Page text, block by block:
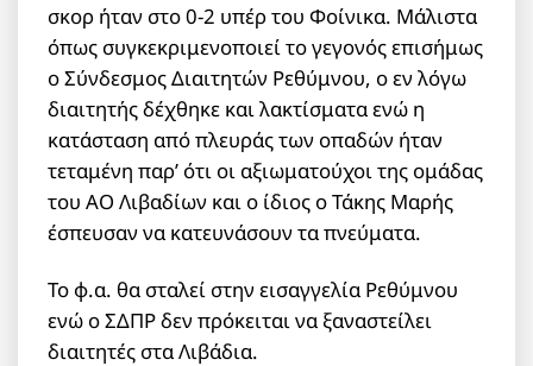
σκορ ήταν στο 0-2 υπέρ του Φοίνικα. Μάλιστα
όπως συγκεκριμενοποιεί το γεγονός επισήμως
ο Σύνδεσμος Διαιτητών Ρεθύμνου, ο εν λόγω
διαιτητής δέχθηκε και λακτίσματα ενώ η
κατάσταση από πλευράς των οπαδών ήταν
τεταμένη παρ’ ότι οι αξιωματούχοι της ομάδας
του ΑΟ Λιβαδίων και ο ίδιος ο Τάκης Μαρής
έσπευσαν να κατευνάσουν τα πνεύματα.
Το φ.α. θα σταλεί στην εισαγγελία Ρεθύμνου
ενώ ο ΣΔΠΡ δεν πρόκειται να ξαναστείλει
διαιτητές στα Λιβάδια.